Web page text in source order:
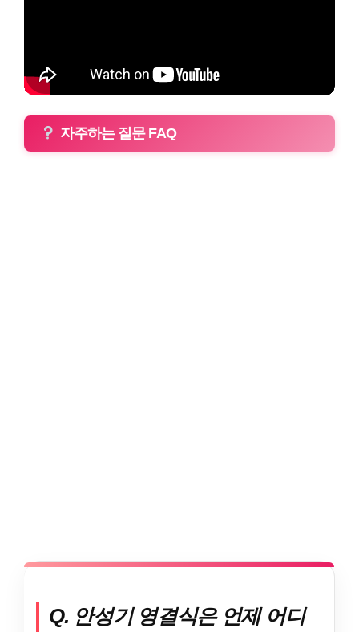
자주하는 질문 FAQ
Q. 안성기 영결식은 언제 어디